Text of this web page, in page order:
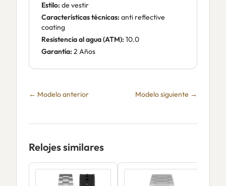
Estilo: de vestir
Características técnicas: anti reflective
coating
Resistencia al agua (ATM): 10.0
Garantía: 2 Años
← Modelo anterior Modelo siguiente →
Relojes similares